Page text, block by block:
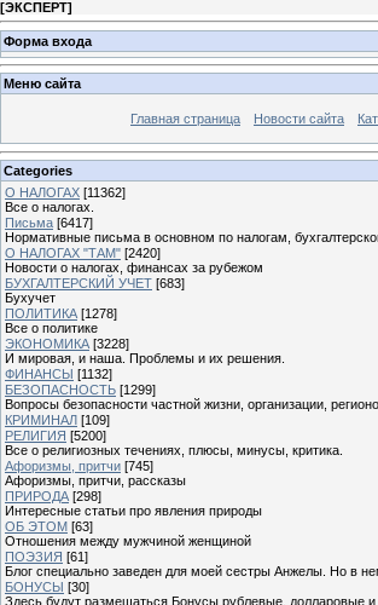
[ЭКСПЕРТ]
Форма входа
Меню сайта
Главная страница Новости сайта
Categories
О НАЛОГАХ [11362]
Все о налогах.
Письма [6417]
Нормативные письма в основном по налогам,
О НАЛОГАХ "ТАМ" [2420]
Новости о налогах, финансах за рубежом
БУХГАЛТЕРСКИЙ УЧЕТ [683]
Бухучет
ПОЛИТИКА [1278]
Все о политике
ЭКОНОМИКА [3228]
И мировая, и наша. Проблемы и их решения.
ФИНАНСЫ [1132]
БЕЗОПАСНОСТЬ [1299]
Вопросы безопасности частной жизни, организации,
КРИМИНАЛ [109]
РЕЛИГИЯ [5200]
Все о религиозных течениях, плюсы, минусы, критика.
Афоризмы, притчи [745]
Афоризмы, притчи, рассказы
ПРИРОДА [298]
Интересные статьи про явления природы
ОБ ЭТОМ [63]
Отношения между мужчиной женщиной
ПОЭЗИЯ [61]
Блог специально заведен для моей сестры Анжелы. Но в
БОНУСЫ [30]
Здесь будут размещаться Бонусы рублевые, долларовые